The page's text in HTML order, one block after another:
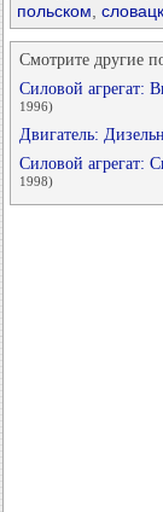
польском
Смотрите другие
Силовой агрегат:
1996)
Двигатель:
Силовой агрегат:
1998)